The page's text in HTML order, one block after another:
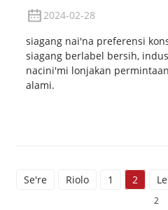
2024-02-28
siagang nai'na preferensi
siagang berlabel bersih,
nacini'mi lonjakan
alami.
Se're Riolo 1 2
2